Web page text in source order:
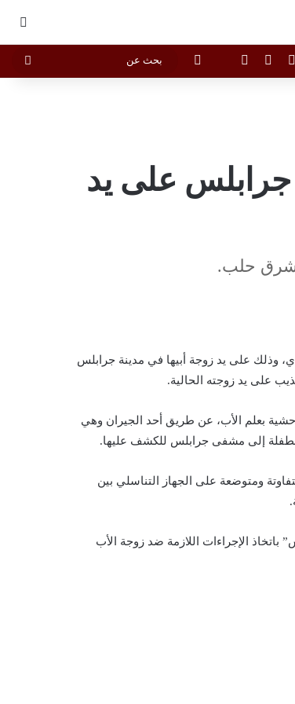
يوتيوبانستقرامVediograph
الوضع المظلم
جرابلس على يد
شرق حلب.
التعذيب الجسدي، وذلك على يد زوجة أبيها في مدينة جرابلس
على يد زوجته الحالية.
بعلم الأب، عن طريق أحد الجيران وهي
إلى مشفى جرابلس للكشف عليها.
ومتوضعة على الجهاز التناسلي بين
الإجراءات اللازمة ضد زوجة الأب